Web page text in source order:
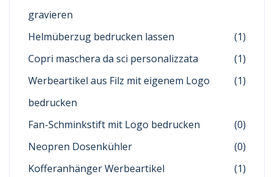
gravieren
Helmüberzug bedrucken lassen
(1)
Copri maschera da sci personalizzata
(1)
Werbeartikel aus Filz mit eigenem Logo
bedrucken
(1)
Fan-Schminkstift mit Logo bedrucken
(0)
Neopren Dosenkühler
(0)
Kofferanhänger Werbeartikel
(1)